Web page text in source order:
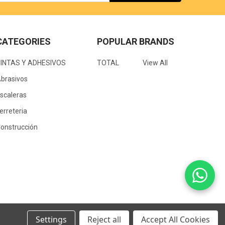
Y ADHESIVOS
POPULAR BRANDS
TOTAL View All
Settings Reject all Accept All Cookies